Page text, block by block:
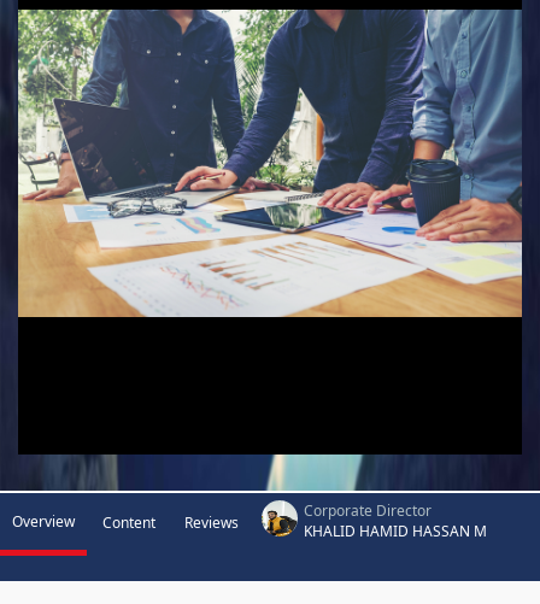
Overview Content Reviews
Corporate Director
KHALID HAMID HASSAN M